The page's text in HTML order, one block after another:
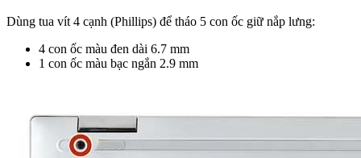
Dùng tua vít 4 cạnh (Phillips) để tháo 5 con ốc giữ nắp lưng:
4 con ốc màu đen dài 6.7 mm
1 con ốc màu bạc ngắn 2.9 mm